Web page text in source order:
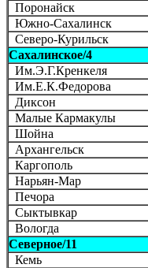
Поронайск
Южно-Сахалинск
Северо-Курильск
Сахалинское/4
Им.Э.Г.Кренкеля
Им.Е.К.Федорова
Диксон
Малые Кармакулы
Шойна
Архангельск
Каргополь
Нарьян-Мар
Печора
Сыктывкар
Вологда
Северное/11
Кемь